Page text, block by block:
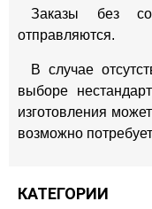
Заказы без
отправляются.
В случае
выборе
изготовления
возможно
КАТЕГОРИИ